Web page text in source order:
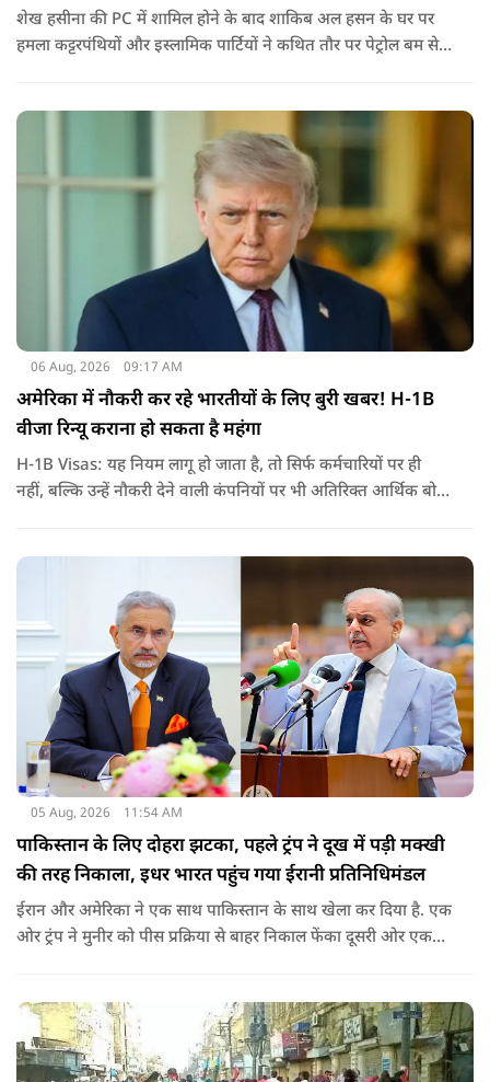
शेख हसीना की PC में शामिल होने के बाद शाकिब अल हसन के घर पर
हमला कट्टरपंथियों और इस्लामिक पार्टियों ने कथित तौर पर पेट्रोल बम से
जरिए संबोधन दिया था.
06 Aug, 2026 09:17 AM
अमेरिका में नौकरी कर रहे भारतीयों के लिए बुरी खबर! H-1B
वीजा रिन्यू कराना हो सकता है महंगा
H-1B Visas: यह नियम लागू हो जाता है, तो सिर्फ कर्मचारियों पर ही
नहीं, बल्कि उन्हें नौकरी देने वाली कंपनियों पर भी अतिरिक्त आर्थिक बोझ
वीजा का समय-समय पर नवीनीकरण कराते हैं.
05 Aug, 2026 11:54 AM
पाकिस्तान के लिए दोहरा झटका, पहले ट्रंप ने दूख में पड़ी मक्खी
की तरह निकाला, इधर भारत पहुंच गया ईरानी प्रतिनिधिमंडल
ईरान और अमेरिका ने एक साथ पाकिस्तान के साथ खेला कर दिया है. एक
ओर ट्रंप ने मुनीर को पीस प्रक्रिया से बाहर निकाल फेंका दूसरी ओर एक